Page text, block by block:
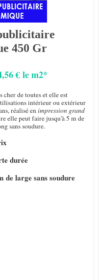
450 Gr
€ le m2*
cher de toutes et elle est
intérieur ou extérieur
réalisé enimpression grand
elle peut faire jusqu'à 5 m de
sans soudure.
durée
de large sans soudure